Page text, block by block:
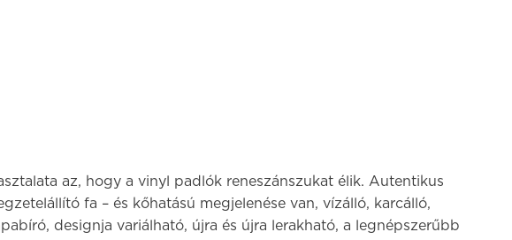
az, hogy a vinyl padlók reneszánszukat élik. Autentikus
fa – és kőhatású megjelenése van, vízálló, karcálló,
designja variálható, újra és újra lerakható, a legnépszerűbb